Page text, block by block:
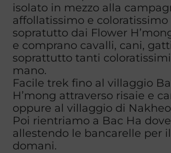
isolato in mezzo alla
affollatissimo e
sopratutto dai Flower
e comprano cavalli, cani,
soprattutto tanti
mano.
Facile trek fino al villaggio
H’mong attraverso risaie e
oppure al villaggio di
Poi rientriamo a Bac Ha
allestendo le bancarelle per
domani.